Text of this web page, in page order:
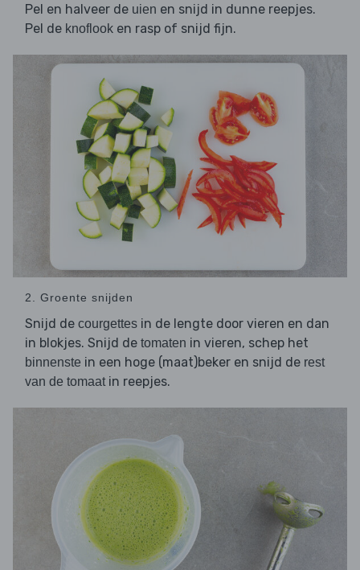
Pel en halveer de uien en snijd in dunne reepjes.
Pel de knoflook en rasp of snijd fijn.
2. Groente snijden
Snijd de courgettes in de lengte door vieren en dan
in blokjes. Snijd de tomaten in vieren, schep het
binnenste in een hoge (maat)beker en snijd de rest
van de tomaatin reepjes.